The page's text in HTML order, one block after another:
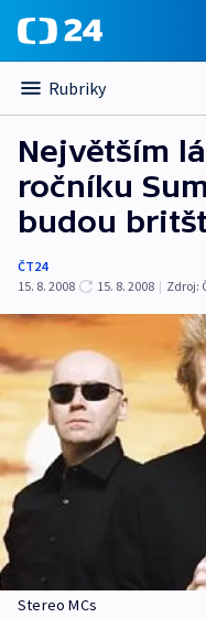
Rubriky
Největším
ročníku
budou
ČT24
15. 8. 2008
15. 8. 2008 | Zdroj:
Stereo MCs